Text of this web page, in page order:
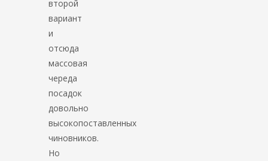
второй
вариант
и
отсюда
массовая
череда
посадок
довольно
высокопоставленных
чиновников.
Но